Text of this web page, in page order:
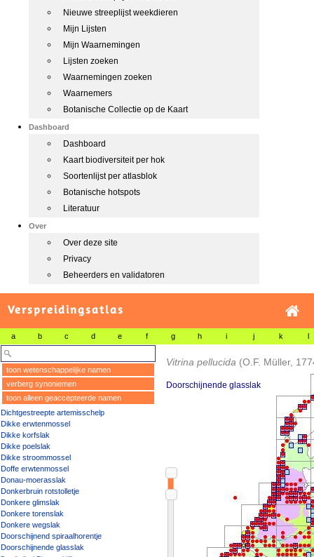
Nieuwe streeplijst weekdieren
Mijn Lijsten
Mijn Waarnemingen
Lijsten zoeken
Waarnemingen zoeken
Waarnemers
Botanische Collectie op de Kaart
Dashboard
Dashboard
Kaart biodiversiteit per hok
Soortenlijst per atlasblok
Botanische hotspots
Literatuur
Over
Over deze site
Privacy
Beheerders en validatoren
Verspreidingsatlas
a b c d e f g h i j k l
toon wetenschappelijke namen
verberg synoniemen
toon alleen geaccepteerde namen
Dichtgestreepte artemisschelp
Dikke erwtenmossel
Dikke korfslak
Dikke poelslak
Dikke stroommossel
Doffe erwtenmossel
Donau-moerasslak
Donkerbruin rotstolletje
Donkere glimslak
Donkere torenslak
Donkere wegslak
Doorschijnend spiraalhorentje
Doorschijnende glasslak
Vitrina pellucida (O.F. Müller,
Doorschijnende glasslak